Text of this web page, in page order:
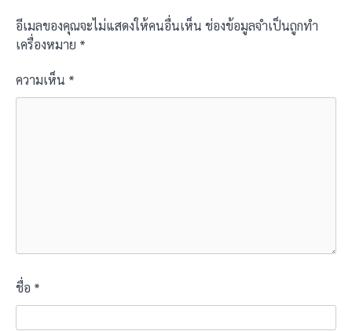
อีเมลของคุณจะไม่แสดงให้คนอื่นเห็น ช่องข้อมูลจำเป็นถูกทำ
เครื่องหมาย *
ความเห็น *
ชื่อ *